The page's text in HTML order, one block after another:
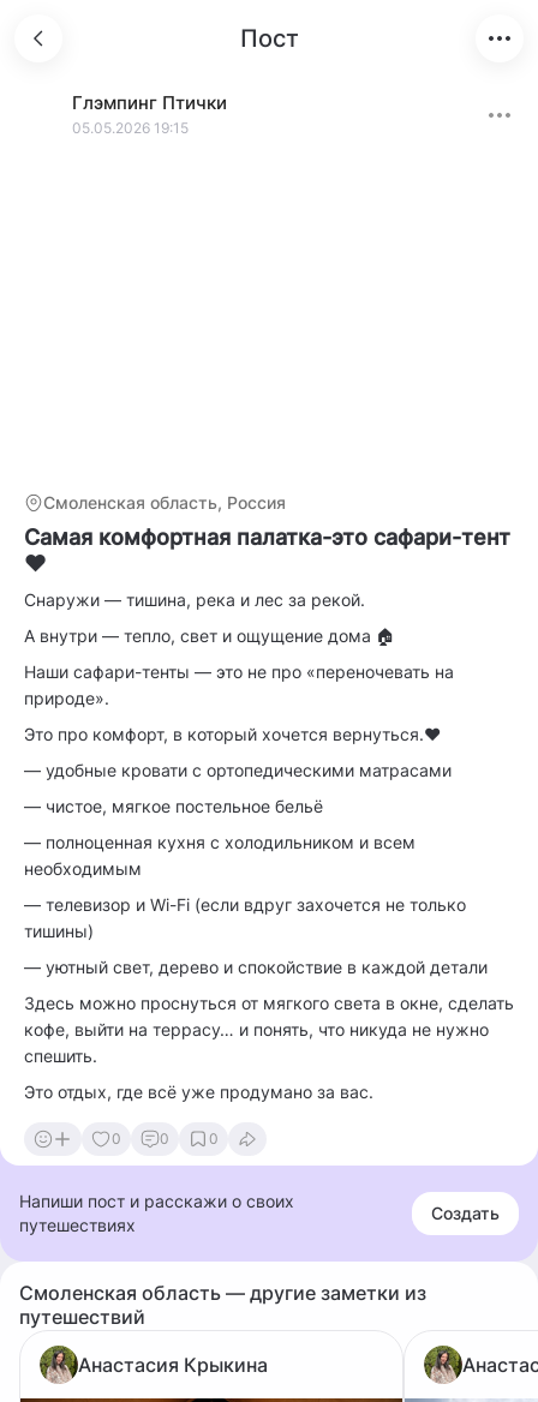
Пост
Глэмпинг Птички
05.05.2026 19:15
Смоленская область, Россия
Самая комфортная палатка-это сафари-тент
❤️
Снаружи — тишина, река и лес за рекой.
А внутри — тепло, свет и ощущение дома 🏠
Наши сафари-тенты — это не про «переночевать на
природе».
Это про комфорт, в который хочется вернуться.❤️
— удобные кровати с ортопедическими матрасами
— чистое, мягкое постельное бельё
— полноценная кухня с холодильником и всем
необходимым
— телевизор и Wi-Fi (если вдруг захочется не только
тишины)
— уютный свет, дерево и спокойствие в каждой детали
Здесь можно проснуться от мягкого света в окне, сделать
кофе, выйти на террасу… и понять, что никуда не нужно
спешить.
Это отдых, где всё уже продумано за вас.
0 0 0
Напиши пост и расскажи о своих
путешествиях
Создать
Смоленская область — другие заметки из
путешествий
Анастасия Крыкина